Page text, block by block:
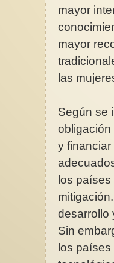
mayor
mayor
las
Según se
obligación
y
los países
desarrollo
Sin
los países